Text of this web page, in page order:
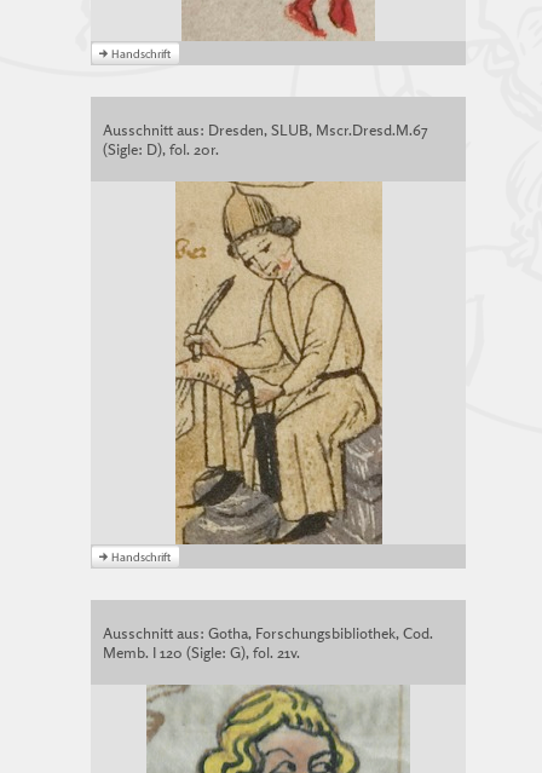
Ausschnitt aus: Dresden, SLUB, Mscr.Dresd.M.67
(Sigle: D), fol. 20r.
Ausschnitt aus: Gotha, Forschungsbibliothek, Cod.
Memb. I 120 (Sigle: G), fol. 21v.